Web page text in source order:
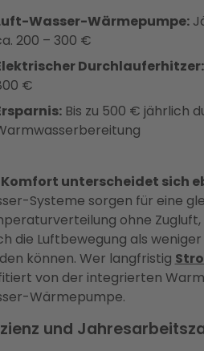
Wasser-Wärmepumpe:
200 – 300 €
Durchlauferhitzer:
€
Bis zu 500 € jährlich
Komfort unterscheidet sich
Systeme sorgen für eine
ohne
die Luftbewegung als
können. Wer langfristig
von der integrierten
Wärmepumpe.
und